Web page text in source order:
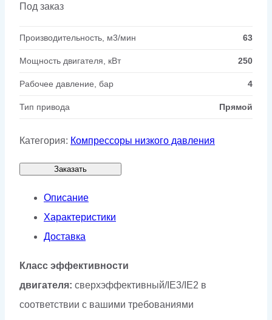
Под заказ
Производительность, м3/мин 63
Мощность двигателя, кВт 250
Рабочее давление, бар 4
Тип привода Прямой
Категория: Компрессоры низкого давления
Заказать
Описание
Характеристики
Доставка
Класс эффективности
двигателя: сверхэффективный/IE3/IE2 в
соответствии с вашими требованиями